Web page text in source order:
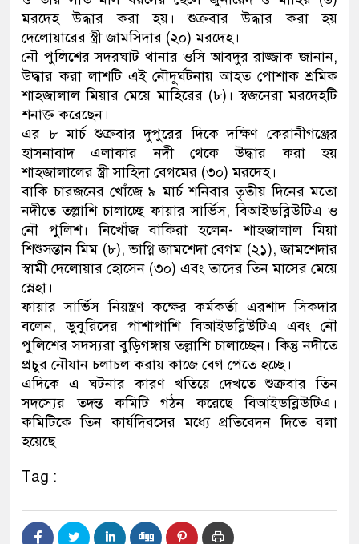
মরদেহ উদ্ধার করা হয়। শুক্রবার উদ্ধার করা হয়
দেলোয়ারের স্ত্রী জামসিদার (২০) মরদেহ।
নৌ পুলিশের সদরঘাট থানার ওসি আবদুর রাজ্জাক জানান,
উদ্ধার করা লাশটি এই নৌদুর্ঘটনায় আহত পোশাক শ্রমিক
শাহজালাল মিয়ার মেয়ে মাহিরের (৮)। স্বজনেরা মরদেহটি
শনাক্ত করেছেন।
এর ৮ মার্চ শুক্রবার দুপুরের দিকে দক্ষিণ কেরানীগঞ্জের
হাসনাবাদ এলাকার নদী থেকে উদ্ধার করা হয়
শাহজালালের স্ত্রী সাহিদা বেগমের (৩০) মরদেহ।
বাকি চারজনের খোঁজে ৯ মার্চ শনিবার তৃতীয় দিনের মতো
নদীতে তল্লাশি চালাচ্ছে ফায়ার সার্ভিস, বিআইডব্লিউটিএ ও
নৌ পুলিশ। নিখোঁজ বাকিরা হলেন- শাহজালাল মিয়া
শিশুসন্তান মিম (৮), ভাগ্নি জামশেদা বেগম (২১), জামশেদার
স্বামী দেলোয়ার হোসেন (৩০) এবং তাদের তিন মাসের মেয়ে
স্নেহা।
ফায়ার সার্ভিস নিয়ন্ত্রণ কক্ষের কর্মকর্তা এরশাদ সিকদার
বলেন, ডুবুরিদের পাশাপাশি বিআইডব্লিউটিএ এবং নৌ
পুলিশের সদস্যরা বুড়িগঙ্গায় তল্লাশি চালাচ্ছেন। কিন্তু নদীতে
প্রচুর নৌযান চলাচল করায় কাজে বেগ পেতে হচ্ছে।
এদিকে এ ঘটনার কারণ খতিয়ে দেখতে শুক্রবার তিন
সদস্যের তদন্ত কমিটি গঠন করেছে বিআইডব্লিউটিএ।
কমিটিকে তিন কার্যদিবসের মধ্যে প্রতিবেদন দিতে বলা
হয়েছে
Tag :